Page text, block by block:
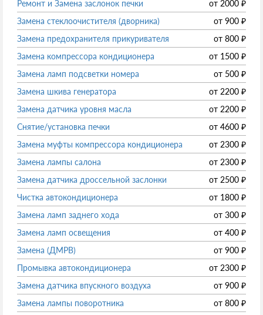
Ремонт и Замена заслонок печки от 2000 ₽
Замена стеклоочистителя (дворника)
от 900 ₽
Замена предохранителя прикуривателя
от 800 ₽
Замена компрессора кондиционера
от 1500 ₽
Замена ламп подсветки номера
от 500 ₽
Замена шкива генератора
от 2200 ₽
Замена датчика уровня масла
от 2200 ₽
Снятие/установка печки
от 4600 ₽
Замена муфты компрессора кондиционера
от 2300 ₽
Замена лампы салона
от 2300 ₽
Замена датчика дроссельной заслонки
от 2500 ₽
Чистка автокондиционера
от 1800 ₽
Замена ламп заднего хода
от 300 ₽
Замена ламп освещения
от 400 ₽
Замена (ДМРВ)
от 900 ₽
Промывка автокондиционера
от 2300 ₽
Замена датчика впускного воздуха
от 900 ₽
Замена лампы поворотника
от 800 ₽